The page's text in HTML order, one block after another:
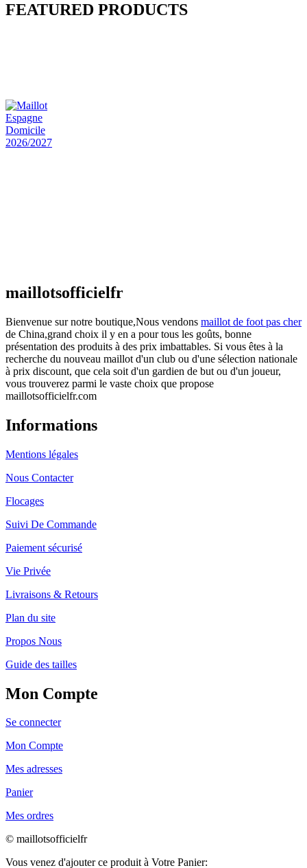
FEATURED PRODUCTS
maillotsofficielfr
Bienvenue sur notre boutique,Nous vendons maillot de foot pas cher
de China,grand choix il y en a pour tous les goûts, bonne
présentation des produits à des prix imbattables. Si vous êtes à la
recherche du nouveau maillot d'un club ou d'une sélection nationale
à prix discount, que cela soit d'un gardien de but ou d'un joueur,
vous trouverez parmi le vaste choix que propose
maillotsofficielfr.com
Informations
Mentions légales
Nous Contacter
Flocages
Suivi De Commande
Paiement sécurisé
Vie Privée
Livraisons & Retours
Plan du site
Propos Nous
Guide des tailles
Mon Compte
Se connecter
Mon Compte
Mes adresses
Panier
Mes ordres
© maillotsofficielfr
Vous venez d'ajouter ce produit à Votre Panier: